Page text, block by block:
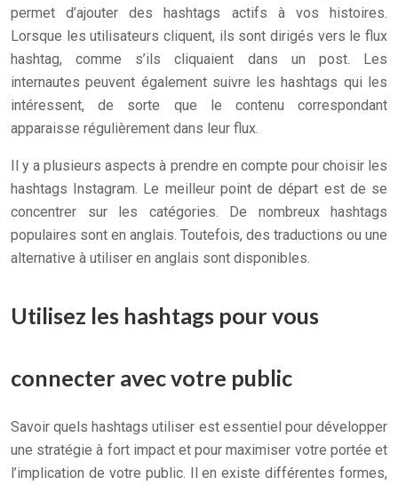
permet d’ajouter des hashtags actifs à vos histoires.
Lorsque les utilisateurs cliquent, ils sont dirigés vers le flux
hashtag, comme s’ils cliquaient dans un post. Les
internautes peuvent également suivre les hashtags qui les
intéressent, de sorte que le contenu correspondant
apparaisse régulièrement dans leur flux.
Il y a plusieurs aspects à prendre en compte pour choisir les
hashtags Instagram. Le meilleur point de départ est de se
concentrer sur les catégories. De nombreux hashtags
populaires sont en anglais. Toutefois, des traductions ou une
alternative à utiliser en anglais sont disponibles.
Utilisez les hashtags pour vous
connecter avec votre public
Savoir quels hashtags utiliser est essentiel pour développer
une stratégie à fort impact et pour maximiser votre portée et
l’implication de votre public. Il en existe différentes formes,